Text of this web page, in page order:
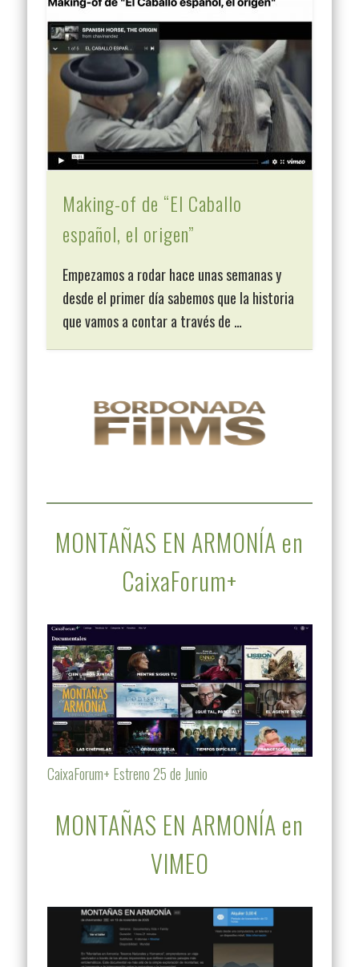
Making-of de “El Caballo
español, el origen”
Empezamos a rodar hace unas semanas y
desde el primer día sabemos que la historia
que vamos a contar a través de …
MONTAÑAS EN ARMONÍA en
CaixaForum+
CaixaForum+ Estreno 25 de Junio
MONTAÑAS EN ARMONÍA en
VIMEO